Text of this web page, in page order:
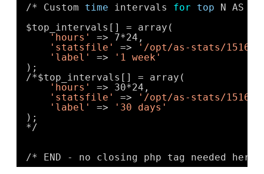
/* Custom time intervals for top
N AS */
$top_intervals[] = array(
'hours'
=> 7*24,
'statsfile'
=>
'/opt/as-stats/
'label'
=>
'1 week'
);
/*$top_intervals[] = array(
'hours'
=> 30*24,
'statsfile'
=>
'/opt/as-stats/
'label'
=>
'30 days'
);
*/
/* END - no closing php tag needed